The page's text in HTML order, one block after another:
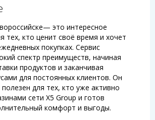
это интересное
тех, кто ценит своё время и хочет
покупках. Сервис
спектр преимуществ, начиная
продуктов и заканчивая
для постоянных клиентов. Он
для тех, кто уже активно
сети X5 Group и готов
комфорт и выгоды.